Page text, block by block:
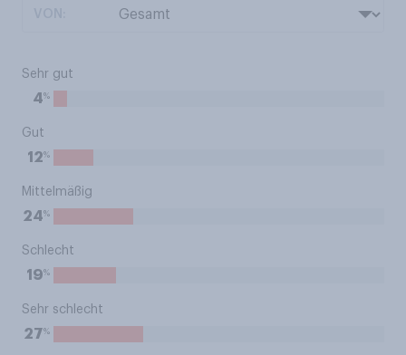
Sehr gut
4%
Gut
12%
Mittelmäßig
24%
Schlecht
19%
Sehr schlecht
27%